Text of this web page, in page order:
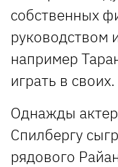
собственных
руководством
например
играть в своих.
Однажды
Спилбергу
рядового